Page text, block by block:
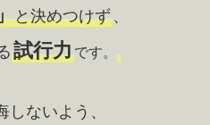
と決めつけず 、
試行力です。
しないよう、